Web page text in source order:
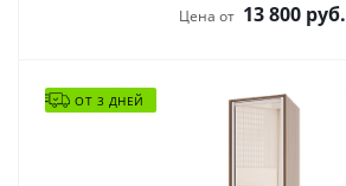
Цена от 13 800 руб.
ОТ 3 ДНЕЙ